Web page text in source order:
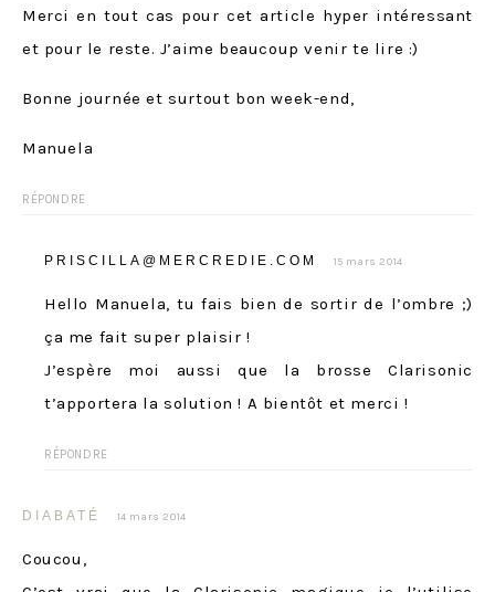
Merci en tout cas pour cet article hyper intéressant
et pour le reste. J’aime beaucoup venir te lire :)
Bonne journée et surtout bon week-end,
Manuela
RÉPONDRE
PRISCILLA@MERCREDIE.COM 15 mars 2014
Hello Manuela, tu fais bien de sortir de l’ombre ;)
ça me fait super plaisir !
J’espère moi aussi que la brosse Clarisonic
t’apportera la solution ! A bientôt et merci !
RÉPONDRE
DIABATÉ 14 mars 2014
Coucou,